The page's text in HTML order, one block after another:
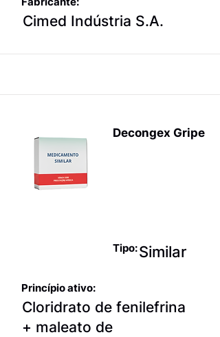
Cimed Indústria S.A.
Decongex Gripe
Tipo:Similar
Princípio ativo:
Cloridrato de fenilefrina
+ maleato de